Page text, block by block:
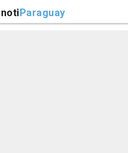
notiParaguay